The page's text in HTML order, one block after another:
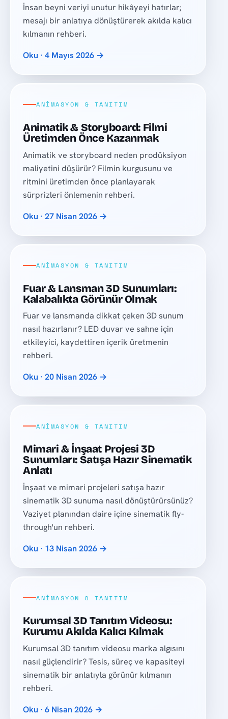
İnsan beyni veriyi unutur hikâyeyi hatırlar;
mesajı bir anlatıya dönüştürerek akılda kalıcı
kılmanın rehberi.
Oku · 4 Mayıs 2026 →
ANIMASYON & TANITIM
Animatik & Storyboard: Filmi
Üretimden Önce Kazanmak
Animatik ve storyboard neden prodüksiyon
maliyetini düşürür? Filmin kurgusunu ve
ritmini üretimden önce planlayarak
sürprizleri önlemenin rehberi.
Oku · 27 Nisan 2026 →
ANIMASYON & TANITIM
Fuar & Lansman 3D Sunumları:
Kalabalıkta Görünür Olmak
Fuar ve lansmanda dikkat çeken 3D sunum
nasıl hazırlanır? LED duvar ve sahne için
etkileyici, kaydettiren içerik üretmenin
rehberi.
Oku · 20 Nisan 2026 →
ANIMASYON & TANITIM
Mimari & İnşaat Projesi 3D
Sunumları: Satışa Hazır Sinematik
Anlatı
İnşaat ve mimari projeleri satışa hazır
sinematik 3D sunuma nasıl dönüştürürsünüz?
Vaziyet planından daire içine sinematik fly-
through'un rehberi.
Oku · 13 Nisan 2026 →
ANIMASYON & TANITIM
Kurumsal 3D Tanıtım Videosu:
Kurumu Akılda Kalıcı Kılmak
Kurumsal 3D tanıtım videosu marka algısını
nasıl güçlendirir? Tesis, süreç ve kapasiteyi
sinematik bir anlatıyla görünür kılmanın
rehberi.
Oku · 6 Nisan 2026 →